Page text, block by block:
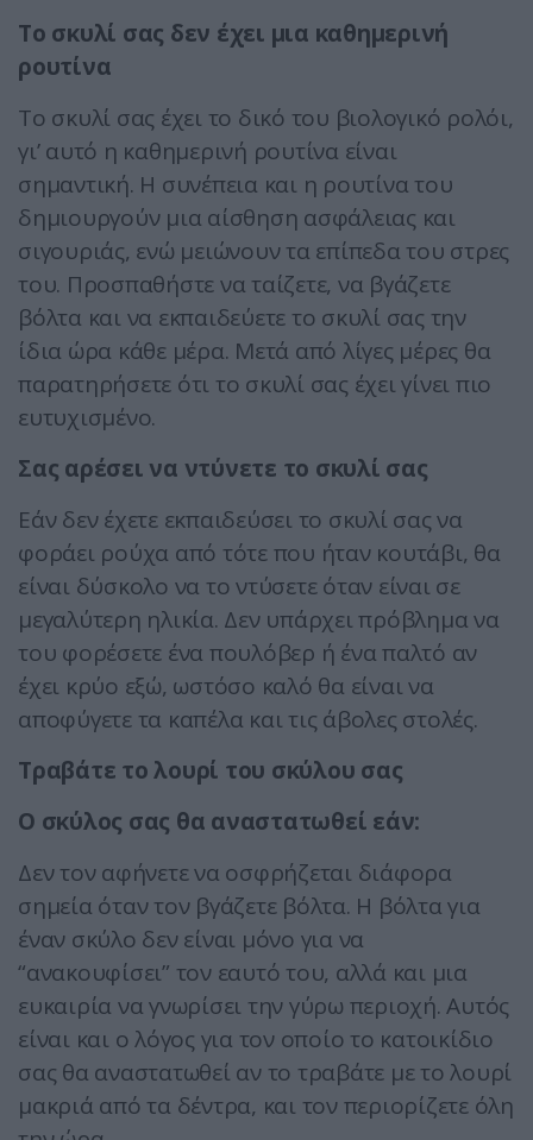
Το σκυλί σας δεν έχει μια καθημερινή
ρουτίνα
Το σκυλί σας έχει το δικό του βιολογικό ρολόι,
γι’ αυτό η καθημερινή ρουτίνα είναι
σημαντική. Η συνέπεια και η ρουτίνα του
δημιουργούν μια αίσθηση ασφάλειας και
σιγουριάς, ενώ μειώνουν τα επίπεδα του στρες
του. Προσπαθήστε να ταίζετε, να βγάζετε
βόλτα και να εκπαιδεύετε το σκυλί σας την
ίδια ώρα κάθε μέρα. Μετά από λίγες μέρες θα
παρατηρήσετε ότι το σκυλί σας έχει γίνει πιο
ευτυχισμένο.
Σας αρέσει να ντύνετε το σκυλί σας
Εάν δεν έχετε εκπαιδεύσει το σκυλί σας να
φοράει ρούχα από τότε που ήταν κουτάβι, θα
είναι δύσκολο να το ντύσετε όταν είναι σε
μεγαλύτερη ηλικία. Δεν υπάρχει πρόβλημα να
του φορέσετε ένα πουλόβερ ή ένα παλτό αν
έχει κρύο εξώ, ωστόσο καλό θα είναι να
αποφύγετε τα καπέλα και τις άβολες στολές.
Τραβάτε το λουρί του σκύλου σας
Ο σκύλος σας θα αναστατωθεί εάν:
Δεν τον αφήνετε να οσφρήζεται διάφορα
σημεία όταν τον βγάζετε βόλτα. Η βόλτα για
έναν σκύλο δεν είναι μόνο για να
“ανακουφίσει” τον εαυτό του, αλλά και μια
ευκαιρία να γνωρίσει την γύρω περιοχή. Αυτός
είναι και ο λόγος για τον οποίο το κατοικίδιο
σας θα αναστατωθεί αν το τραβάτε με το λουρί
μακριά από τα δέντρα, και τον περιορίζετε όλη